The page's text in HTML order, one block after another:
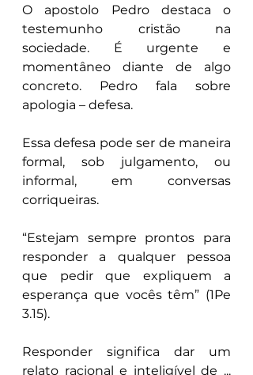
O apostolo Pedro destaca o
testemunho cristão na
sociedade. É urgente e
momentâneo diante de algo
concreto. Pedro fala sobre
apologia – defesa.
Essa defesa pode ser de maneira
formal, sob julgamento, ou
informal, em conversas
corriqueiras.
“Estejam sempre prontos para
responder a qualquer pessoa
que pedir que expliquem a
esperança que vocês têm” (1Pe
3.15).
Responder significa dar um
relato racional e inteligível de ...